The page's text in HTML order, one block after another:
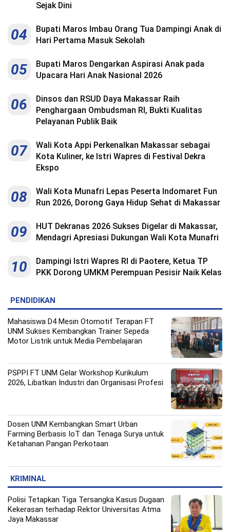
Sejak Dini
04
Bupati Maros Imbau Orang Tua Dampingi Anak di
Hari Pertama Masuk Sekolah
05
Bupati Maros Dengarkan Aspirasi Anak pada
Upacara Hari Anak Nasional 2026
06
Dinsos dan RSUD Daya Makassar Raih
Penghargaan Ombudsman RI, Bukti Kualitas
Pelayanan Publik Baik
07
Wali Kota Appi Perkenalkan Makassar sebagai
Kota Kuliner, ke Istri Wapres di Festival Dekra
Ekspo
08
Wali Kota Munafri Lepas Peserta Indomaret Fun
Run 2026, Dorong Gaya Hidup Sehat di Makassar
09
HUT Dekranas 2026 Sukses Digelar di Makassar,
Mendagri Apresiasi Dukungan Wali Kota Munafri
10
Dampingi Istri Wapres RI di Paotere, Ketua TP
PKK Dorong UMKM Perempuan Pesisir Naik Kelas
PENDIDIKAN
Mahasiswa D4 Mesin Otomotif Terapan FT
UNM Sukses Kembangkan Trainer Sepeda
Motor Listrik untuk Media Pembelajaran
PSPPI FT UNM Gelar Workshop Kurikulum
2026, Libatkan Industri dan Organisasi Profesi
Dosen UNM Kembangkan Smart Urban
Farming Berbasis IoT dan Tenaga Surya untuk
Ketahanan Pangan Perkotaan
KRIMINAL
Polisi Tetapkan Tiga Tersangka Kasus Dugaan
Kekerasan terhadap Rektor Universitas Atma
Jaya Makassar